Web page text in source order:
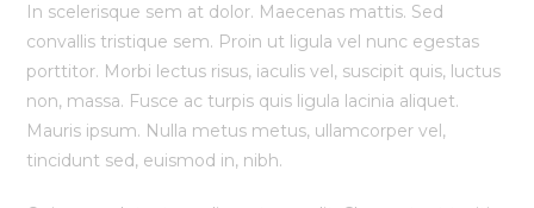
In scelerisque sem at dolor. Maecenas mattis. Sed
convallis tristique sem. Proin ut ligula vel nunc egestas
porttitor. Morbi lectus risus, iaculis vel, suscipit quis, luctus
non, massa. Fusce ac turpis quis ligula lacinia aliquet.
Mauris ipsum. Nulla metus metus, ullamcorper vel,
tincidunt sed, euismod in, nibh.